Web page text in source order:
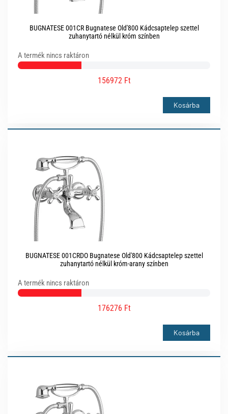
BUGNATESE 001CR Bugnatese Old'800 Kádcsaptelep szettel
zuhanytartó nélkül króm színben
A termék nincs raktáron
156972 Ft
Kosárba
BUGNATESE 001CRDO Bugnatese Old'800 Kádcsaptelep szettel
zuhanytartó nélkül króm-arany színben
A termék nincs raktáron
176276 Ft
Kosárba